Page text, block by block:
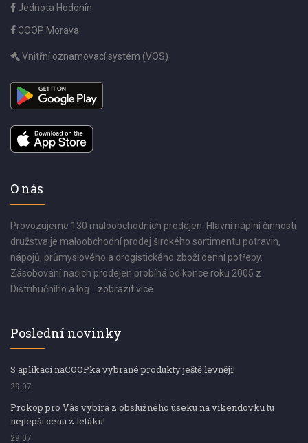
Jednota Hodonín
COOP Morava
Vnitřní oznamovací systém (VOS)
O nás
Provozujeme 130 maloobchodních prodejen. Hlavní náplní činnosti
družstva je maloobchodní prodej širokého sortimentu potravin,
nápojů, průmyslového a drogistického zboží denní potřeby.
Zásobování našich prodejen probíhá od konce roku 2005 z
Distribučního a log... zobrazit více
Poslední novinky
S aplikací naCOOPka vybrané produkty ještě levněji!
29.07
Prokop pro Vás vybírá z obslužného úseku na víkendovku tu
nejlepší cenu z letáku!
29.07